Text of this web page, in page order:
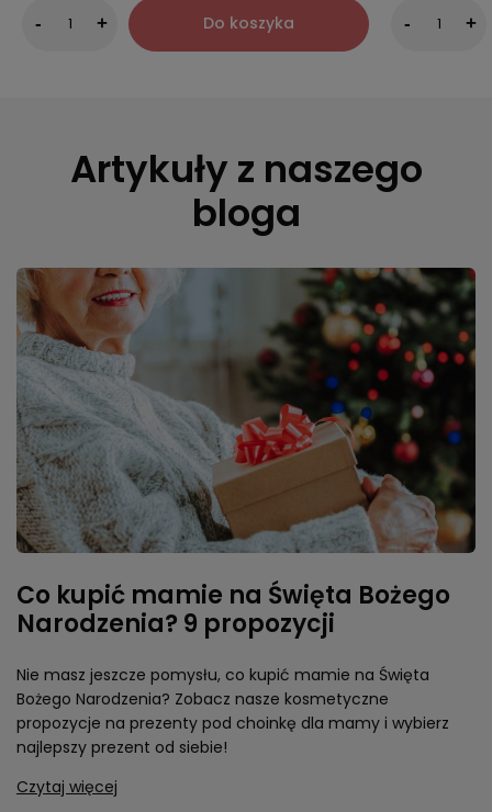
- + Do koszyka - +
Artykuły z naszego
bloga
Co kupić mamie na Święta Bożego
Narodzenia? 9 propozycji
Nie masz jeszcze pomysłu, co kupić mamie na Święta
Bożego Narodzenia? Zobacz nasze kosmetyczne
propozycje na prezenty pod choinkę dla mamy i wybierz
najlepszy prezent od siebie!
Czytaj więcej